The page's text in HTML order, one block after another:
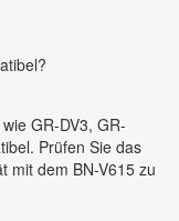
GR-DV3, GR-
Prüfen Sie das
mit dem BN-V615 zu